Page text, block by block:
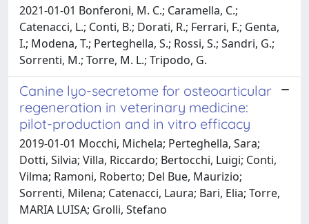
2021-01-01 Bonferoni, M. C.; Caramella, C.;
Catenacci, L.; Conti, B.; Dorati, R.; Ferrari, F.; Genta,
I.; Modena, T.; Perteghella, S.; Rossi, S.; Sandri, G.;
Sorrenti, M.; Torre, M. L.; Tripodo, G.
Canine lyo-secretome for osteoarticular
regeneration in veterinary medicine:
pilot-production and in vitro efficacy
2019-01-01 Mocchi, Michela; Perteghella, Sara;
Dotti, Silvia; Villa, Riccardo; Bertocchi, Luigi; Conti,
Vilma; Ramoni, Roberto; Del Bue, Maurizio;
Sorrenti, Milena; Catenacci, Laura; Bari, Elia; Torre,
MARIA LUISA; Grolli, Stefano